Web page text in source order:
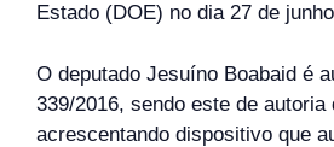
Estado (DOE) no dia 27 de
O deputado Jesuíno Boabaid é
339/2016, sendo este de autoria
acrescentando dispositivo que